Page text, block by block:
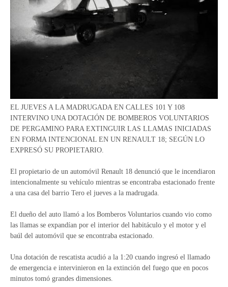
EL JUEVES A LA MADRUGADA EN CALLES 101 Y 108
INTERVINO UNA DOTACIÓN DE BOMBEROS VOLUNTARIOS
DE PERGAMINO PARA EXTINGUIR LAS LLAMAS INICIADAS
EN FORMA INTENCIONAL EN UN RENAULT 18; SEGÚN LO
EXPRESÓ SU PROPIETARIO.
El propietario de un automóvil Renault 18 denunció que le incendiaron
intencionalmente su vehículo mientras se encontraba estacionado frente
a una casa del barrio Tero el jueves a la madrugada.
El dueño del auto llamó a los Bomberos Voluntarios cuando vio como
las llamas se expandían por el interior del habitáculo y el motor y el
baúl del automóvil que se encontraba estacionado.
Una dotación de rescatista acudió a la 1:20 cuando ingresó el llamado
de emergencia e intervinieron en la extinción del fuego que en pocos
minutos tomó grandes dimensiones.